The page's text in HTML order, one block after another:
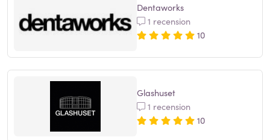
Dentaworks
1 recension
10
Glashuset
1 recension
10